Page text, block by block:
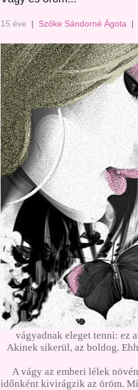
15 éve | Szőke Sándorné Ágota |
vágyadnak eleget tenni: ez
Akinek sikerül, az boldog.
A vágy az emberi lélek
időnként kivirágzik az öröm.